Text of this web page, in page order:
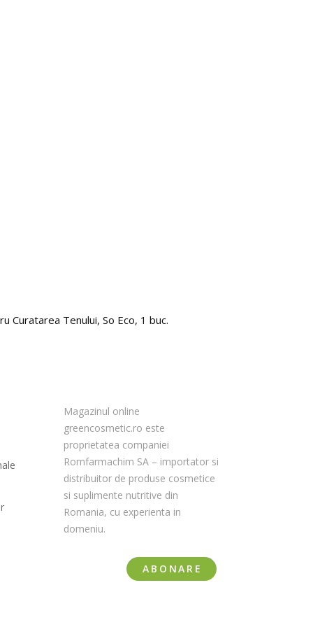
Curatarea Tenului, So Eco, 1 buc.
Magazinul online
greencosmetic.ro este
proprietatea companiei
Romfarmachim SA – importator si
distribuitor de produse cosmetice
si suplimente nutritive din
Romania, cu experienta in
domeniu.
ABONARE